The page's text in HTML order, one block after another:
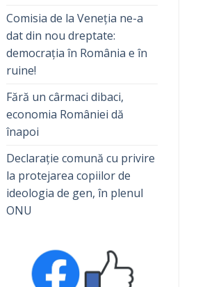
Comisia de la Veneția ne-a
dat din nou dreptate:
democrația în România e în
ruine!
Fără un cârmaci dibaci,
economia României dă
înapoi
Declarație comună cu privire
la protejarea copiilor de
ideologia de gen, în plenul
ONU